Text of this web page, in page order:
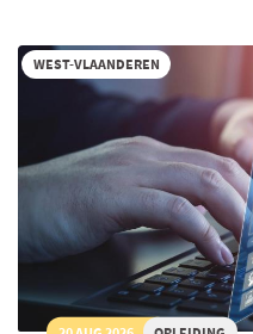
WEST-VLAANDEREN